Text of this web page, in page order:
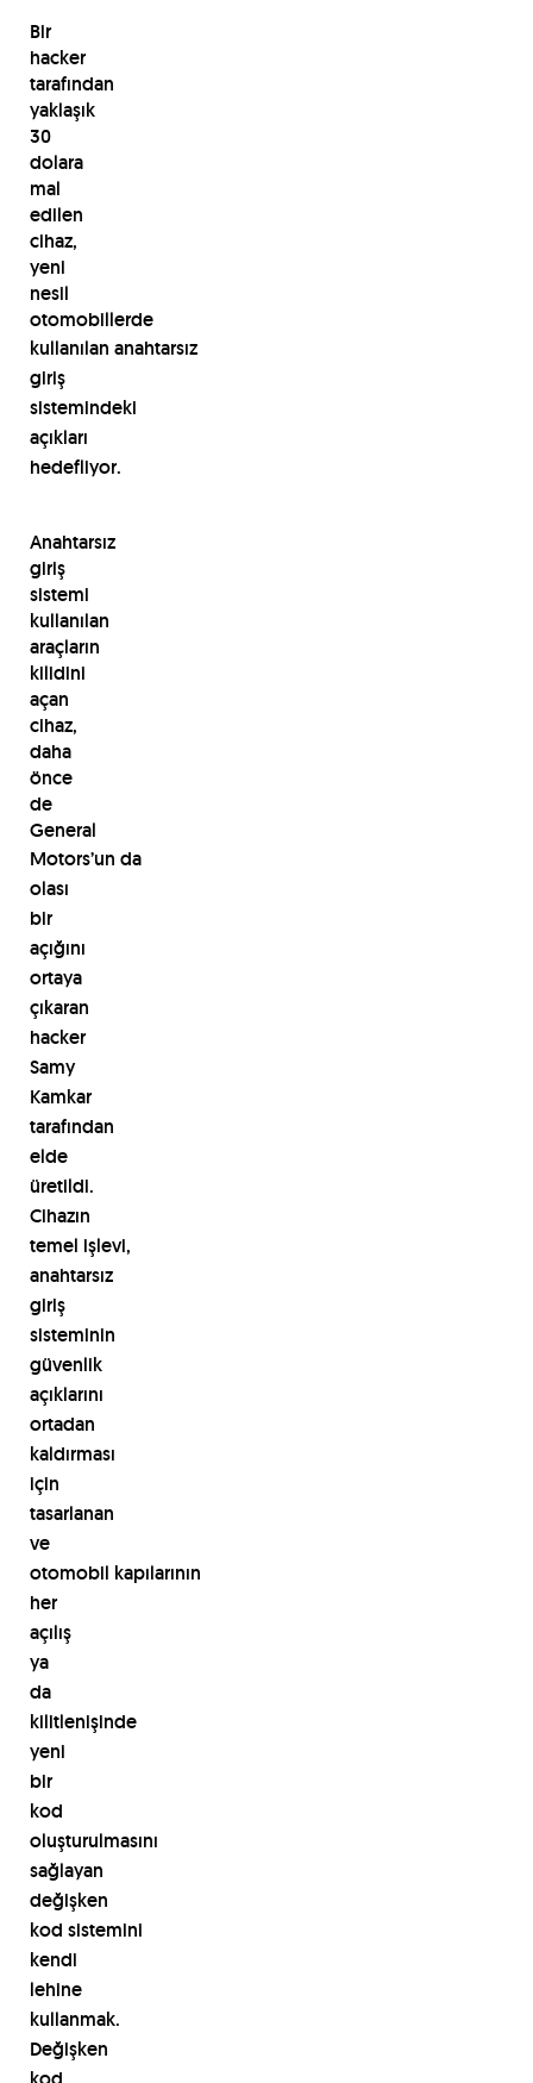
Bir
hacker
tarafından
yaklaşık
30
dolara
mal
edilen
cihaz,
yeni
nesil
otomobillerde
kullanılan anahtarsız
giriş
sistemindeki
açıkları
hedefliyor.
Anahtarsız
giriş
sistemi
kullanılan
araçların
kilidini
açan
cihaz,
daha
önce
de
General
Motors’un da
olası
bir
açığını
ortaya
çıkaran
hacker
Samy
Kamkar
tarafından
elde
üretildi.
Cihazın
temel işlevi,
anahtarsız
giriş
sisteminin
güvenlik
açıklarını
ortadan
kaldırması
için
tasarlanan
ve
otomobil kapılarının
her
açılış
ya
da
kilitlenişinde
yeni
bir
kod
oluşturulmasını
sağlayan
değişken
kod sistemini
kendi
lehine
kullanmak.
Değişken